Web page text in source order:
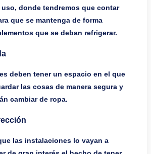
donde tendremos que contar
que se mantenga de forma
que se deban refrigerar.
deben tener un espacio en el que
las cosas de manera segura y
cambiar de ropa.
las instalaciones lo vayan a